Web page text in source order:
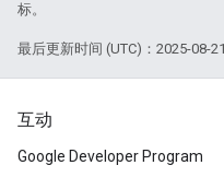
标。
最后更新时间 (UTC)：2025-08-21
互动
Google Developer Program